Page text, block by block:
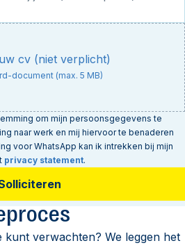
cv (niet verplicht)
document (max. 5 MB)
om mijn persoonsgegevens te
naar werk en mij hiervoor te benaderen
voor WhatsApp kan ik intrekken bij mijn
privacy statement.
kunt verwachten? We leggen het